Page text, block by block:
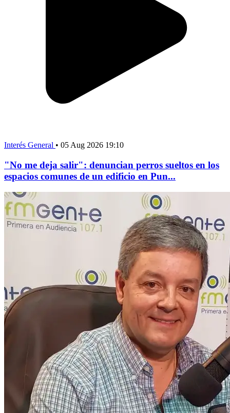
Interés General • 05 Aug 2026 19:10
"No me deja salir": denuncian perros sueltos en los
espacios comunes de un edificio en Pun...